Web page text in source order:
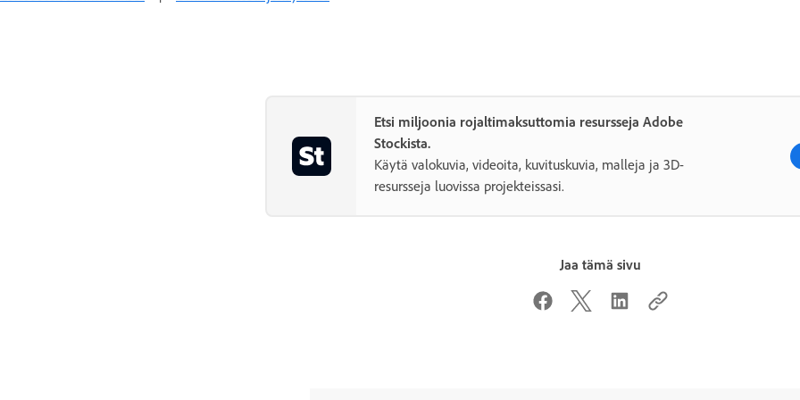
Etsi miljoonia rojaltimaksuttomia resursseja Adobe
Stockista.
Käytä valokuvia, videoita, kuvituskuvia, malleja ja 3D-
resursseja luovissa projekteissasi.
Jaa tämä sivu